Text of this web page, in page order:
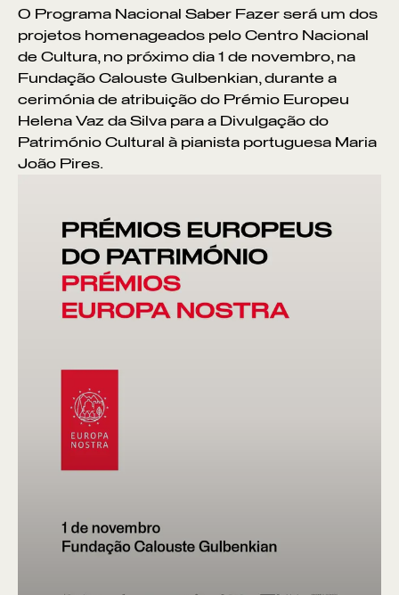
O Programa Nacional Saber Fazer será um dos
projetos homenageados pelo Centro Nacional
de Cultura, no próximo dia 1 de novembro, na
Fundação Calouste Gulbenkian, durante a
cerimónia de atribuição do Prémio Europeu
Helena Vaz da Silva para a Divulgação do
Património Cultural à pianista portuguesa Maria
João Pires.